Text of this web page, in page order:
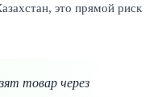
это прямой риск
товар через